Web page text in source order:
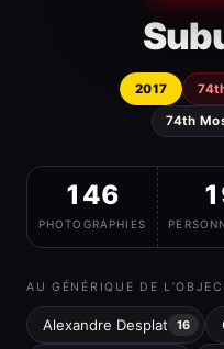
2017
74th
146
PHOTOGRAPHIES
AU GÉNÉRIQUE DE
Alexandre Desplat 16